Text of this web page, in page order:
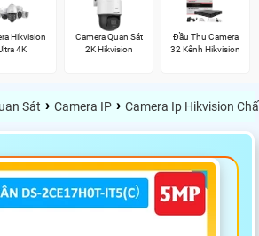
Hikvision
4K
Camera Quan Sát
2K Hikvision
Đầu Thu Camera
32 Kênh Hikvision
Sát › Camera IP › Camera Ip Hikvision